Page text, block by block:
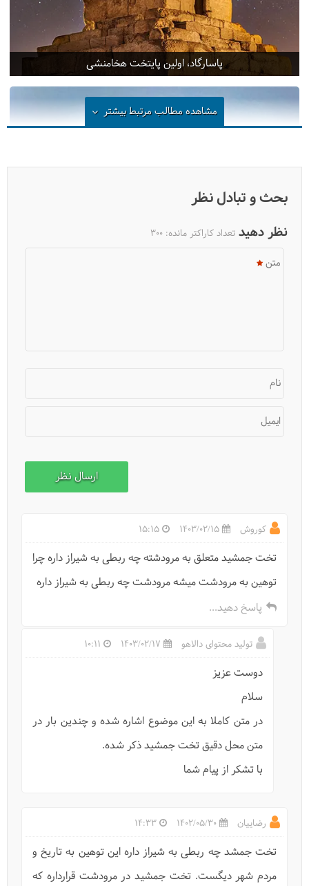
پاسارگاد، اولین پایتخت هخامنشی
بازارهای شیراز: معرفی مراکز خرید شیراز
مشاهده مطالب مرتبطبیشتر
بحث و تبادل نظر
نظر دهید تعداد کاراکتر مانده: 300
متن
نام
ایمیل
کوروش 1403/02/15
15:15
تخت جمشید متعلق به مرودشته چه ربطی به شیراز داره چرا
توهین به مرودشت میشه مرودشت چه ربطی به شیراز داره
پاسخ دهید...
تولید محتوای دالاهو 1403/02/17
10:11
دوست عزیز
سلام
در متن کاملا به این موضوع اشاره شده و چندین بار در
متن محل دقیق تخت جمشید ذکر شده.
با تشکر از پیام شما
رضاییان 1402/05/30
14:33
تخت جمشد چه ربطی به شیراز داره این توهین به تاریخ و
مردم شهر دیگست. تخت جمشید در مرودشت قرارداره که